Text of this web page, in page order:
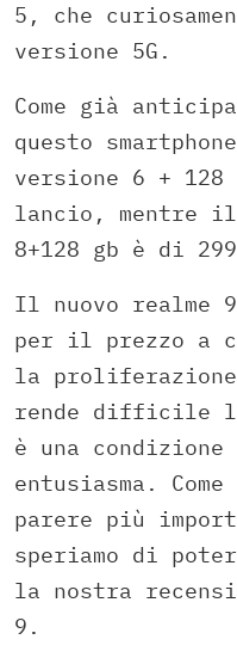
5, che
versione 5G.
Come già
questo
versione 6 + 128
lancio, mentre il
8+128 gb è di
Il nuovo realme
per il prezzo a
la
rende difficile
è una
entusiasma.
parere più
speriamo di
la nostra
9.